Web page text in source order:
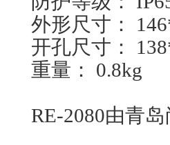
外形尺寸：
开孔尺寸：
重量： 0.8kg
RE-2080由青